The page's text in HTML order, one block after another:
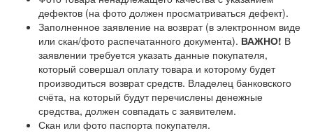
дефектов (на фото должен просматриваться дефект).
Заполненное заявление на возврат (в электронном виде
или скан/фото распечатанного документа). ВАЖНО! В
заявлении требуется указать данные покупателя,
который совершал оплату товара и которому будет
производиться возврат средств. Владелец банковского
счёта, на который будут перечислены денежные
средства, должен совпадать с заявителем.
Скан или фото паспорта покупателя.